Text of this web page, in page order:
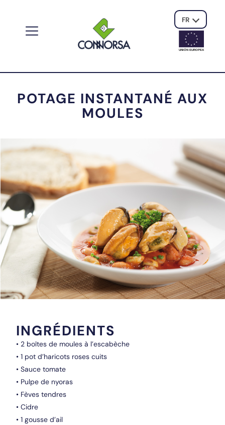
FR
UNIÓN EUROPEA
POTAGE INSTANTANÉ AUX
MOULES
INGRÉDIENTS
• 2 boîtes de moules à l’escabèche
• 1 pot d’haricots roses cuits
• Sauce tomate
• Pulpe de nyoras
• Fèves tendres
• Cidre
• 1 gousse d’ail